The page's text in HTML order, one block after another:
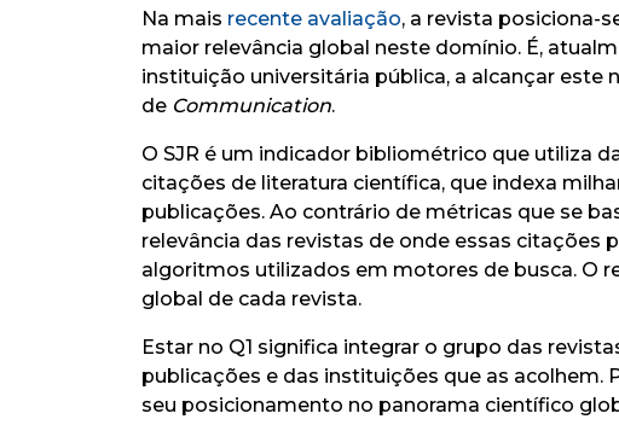
Na mais recente avaliação, a revista posiciona-
maior relevância global neste domínio. É,
instituição universitária pública, a alcançar este
de Communication.
O SJR é um indicador bibliométrico que utiliza
citações de literatura científica, que indexa
publicações. Ao contrário de métricas que se
relevância das revistas de onde essas citações
algoritmos utilizados em motores de busca. O
global de cada revista.
Estar no Q1 significa integrar o grupo das
publicações e das instituições que as acolhem.
seu posicionamento no panorama científico